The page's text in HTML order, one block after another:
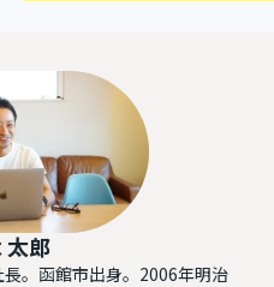
太郎
。函館市出身。2006年明治